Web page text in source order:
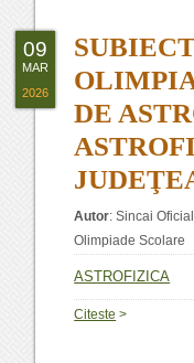
DE
Autor:Sincai Oficial
Olimpiade Scolare
ASTROFIZICA
Citeste >
09
MAR
2026